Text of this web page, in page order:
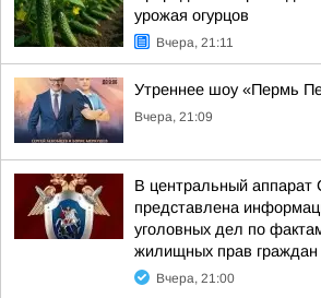
урожая огурцов
Вчера, 21:11
Утреннее шоу «Пермь
Вчера, 21:09
В центральный аппарат
представлена
уголовных дел по
жилищных прав граждан
Вчера, 21:00